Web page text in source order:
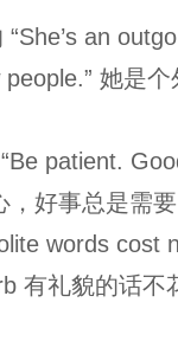
an
她是个
patient.
好事总是需
words cost
有礼貌的话不